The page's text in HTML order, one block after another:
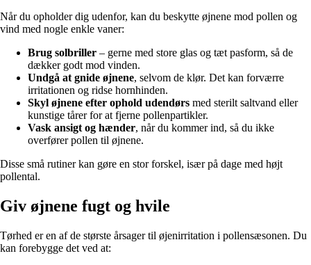
Når du opholder dig udenfor, kan du beskytte øjnene mod pollen og
vind med nogle enkle vaner:
Brug solbriller – gerne med store glas og tæt pasform, så de
dækker godt mod vinden.
Undgå at gnide øjnene, selvom de klør. Det kan forværre
irritationen og ridse hornhinden.
Skyl øjnene efter ophold udendørs med sterilt saltvand eller
kunstige tårer for at fjerne pollenpartikler.
Vask ansigt og hænder, når du kommer ind, så du ikke
overfører pollen til øjnene.
Disse små rutiner kan gøre en stor forskel, især på dage med højt
pollental.
Giv øjnene fugt og hvile
Tørhed er en af de største årsager til øjenirritation i pollensæsonen. Du
kan forebygge det ved at: